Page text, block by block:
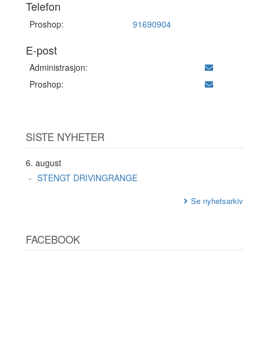
Telefon
Proshop: 91690904
E-post
Administrasjon:
Proshop:
SISTE NYHETER
6. august
STENGT DRIVINGRANGE
Se nyhetsarkiv
FACEBOOK